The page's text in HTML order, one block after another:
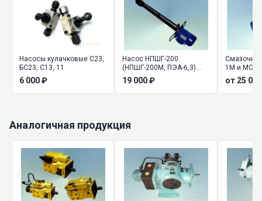
Насосы кулачковые С23,
БС23, С13, 11
6 000 ₽
Насос НПШГ-200
(НПШГ-200М, ПЭА-6,3)
густой смазки
19 000 ₽
1М и
от 25
Аналогичная продукция